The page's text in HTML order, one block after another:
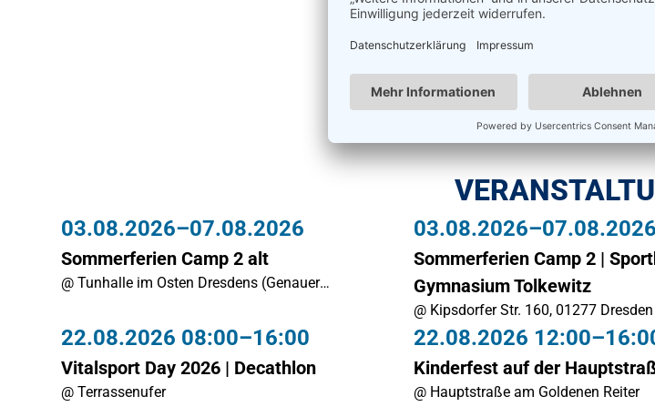
03.08.2026–07.08.2026
Sommerferien Camp 2 alt
@ Tunhalle im Osten Dresdens (Genauer
per E-Mail kommuniziert)
03.08.2026–07.08.2026
Sommerferien Camp 2 |
Gymnasium Tolkewitz
@ Kipsdorfer Str. 160, 01277 Dresden
22.08.2026 08:00–16:00
Vitalsport Day 2026 | Decathlon
@ Terrassenufer
22.08.2026
Kinderfest auf der
@ Hauptstraße am Goldenen Reiter